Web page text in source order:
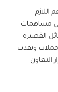
مساهمات
القصيرة
العديد من الحملات ونفذت
التعاون